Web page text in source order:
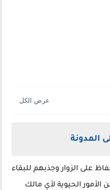
المدونة
على الزوار وجذبهم للبقاء
الحيوية لأي مالك